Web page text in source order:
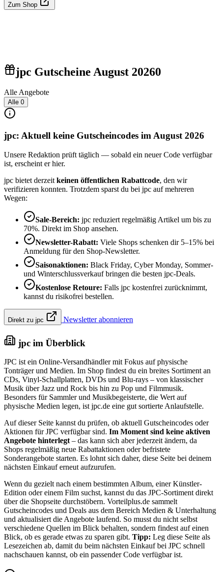
Zum Shop
jpc Gutscheine August 20260
Alle Angebote
Alle 0
jpc: Aktuell keine Gutscheincodes im August 2026
Unsere Redaktion prüft täglich — sobald ein neuer Code verfügbar
ist, erscheint er hier.
jpc bietet derzeit keinen öffentlichen Rabattcode, den wir
verifizieren konnten. Trotzdem sparst du bei jpc auf mehreren
Wegen:
Sale-Bereich: jpc reduziert regelmäßig Artikel um bis zu
70%. Direkt im Shop ansehen.
Newsletter-Rabatt: Viele Shops schenken dir 5–15% bei
Anmeldung für den Shop-Newsletter.
Saisonaktionen: Black Friday, Cyber Monday, Sommer-
und Winterschlussverkauf bringen die besten jpc-Deals.
Kostenlose Retoure: Falls jpc kostenfrei zurücknimmt,
kannst du risikofrei bestellen.
Direkt zu jpc Newsletter abonnieren
jpc im Überblick
JPC ist ein Online-Versandhändler mit Fokus auf physische
Tonträger und Medien. Im Shop findest du ein breites Sortiment an
CDs, Vinyl-Schallplatten, DVDs und Blu-rays – von klassischer
Musik über Jazz und Rock bis hin zu Pop und Filmmusik.
Besonders für Sammler und Musikbegeisterte, die Wert auf
physische Medien legen, ist jpc.de eine gut sortierte Anlaufstelle.
Auf dieser Seite kannst du prüfen, ob aktuell Gutscheincodes oder
Aktionen für JPC verfügbar sind. Im Moment sind keine aktiven
Angebote hinterlegt – das kann sich aber jederzeit ändern, da
Shops regelmäßig neue Rabattaktionen oder befristete
Sonderangebote starten. Es lohnt sich daher, diese Seite bei deinem
nächsten Einkauf erneut aufzurufen.
Wenn du gezielt nach einem bestimmten Album, einer Künstler-
Edition oder einem Film suchst, kannst du das JPC-Sortiment direkt
über die Shopseite durchstöbern. Vorteilplus.de sammelt
Gutscheincodes und Deals aus dem Bereich Medien & Unterhaltung
und aktualisiert die Angebote laufend. So musst du nicht selbst
verschiedene Quellen im Blick behalten, sondern findest auf einen
Blick, ob es gerade etwas zu sparen gibt. Tipp: Leg diese Seite als
Lesezeichen ab, damit du beim nächsten Einkauf bei JPC schnell
nachschauen kannst, ob ein passender Code verfügbar ist.